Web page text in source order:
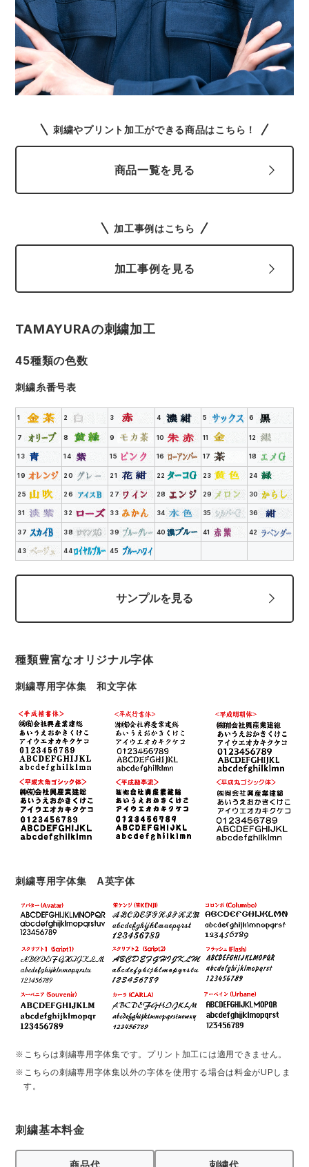
刺繍やプリント加工ができる商品はこちら！
商品一覧を見る
加工事例はこちら
加工事例を見る
TAMAYURAの刺繍加工
45種類の色数
刺繍糸番号表
1 2 3 4 5 6
7 8 9 10 11 12
13 14 15 16 17 18
19 20 21 22 23 24
25 26 27 28 29 30
31 32 33 34 35 36
37 38 39 40 41 42
43 44 45
サンプルを見る
種類豊富なオリジナル字体
刺繍専用字体集 和文字体
刺繍専用字体集 A英字体
※こちらは刺繍専用字体集です。プリント加工には適用できません。
※こちらの刺繍専用字体集以外の字体を使用する場合は料金がUPしま
す。
刺繍基本料金